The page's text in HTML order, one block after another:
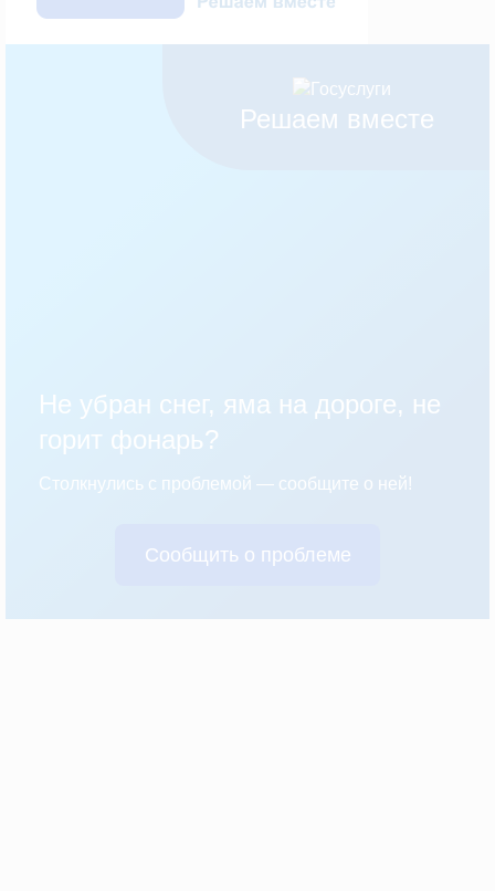
Решаем вместе
Не убран снег, яма на дороге, не
горит фонарь?
Столкнулись с проблемой — сообщите о ней!
Сообщить о проблеме